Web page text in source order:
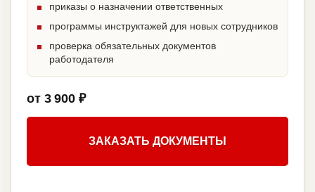
приказы о назначении ответственных
программы инструктажей для новых сотрудников
проверка обязательных документов
работодателя
от 3 900 ₽
ЗАКАЗАТЬ ДОКУМЕНТЫ